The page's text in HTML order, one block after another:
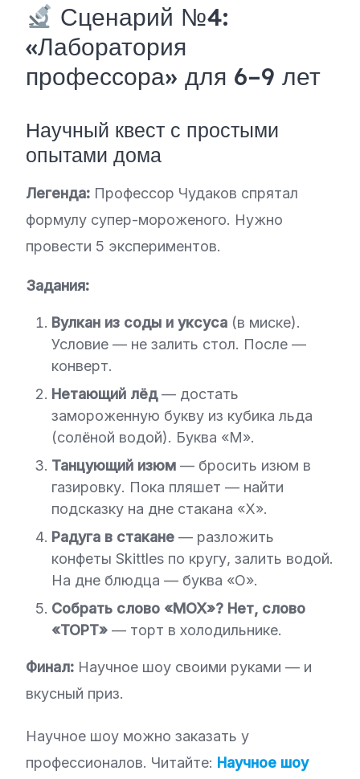
Сценарий №4:
«Лаборатория
профессора» для 6–9 лет
Научный квест с простыми
опытами дома
Легенда: Профессор Чудаков спрятал
формулу супер-мороженого. Нужно
провести 5 экспериментов.
Задания:
Вулкан из соды и уксуса (в миске).
Условие — не залить стол. После —
конверт.
Нетающий лёд— достать
замороженную букву из кубика льда
(солёной водой). Буква «М».
Танцующий изюм — бросить изюм в
газировку. Пока пляшет — найти
подсказку на дне стакана «Х».
Радуга в стакане — разложить
конфеты Skittles по кругу, залить водой.
На дне блюдца — буква «О».
Собрать слово «МОХ»? Нет, слово
«ТОРТ» — торт в холодильнике.
Финал: Научное шоу своими руками — и
вкусный приз.
Научное шоу можно заказать у
профессионалов. Читайте: Научное шоу